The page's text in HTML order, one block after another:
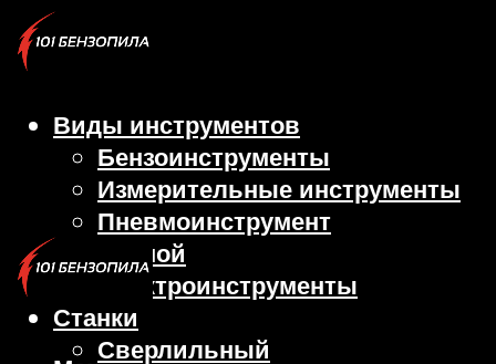
Виды инструментов
Бензоинструменты
Измерительные инструменты
Пневмоинструмент
Ручной
Электроинструменты
Станки
Сверлильный